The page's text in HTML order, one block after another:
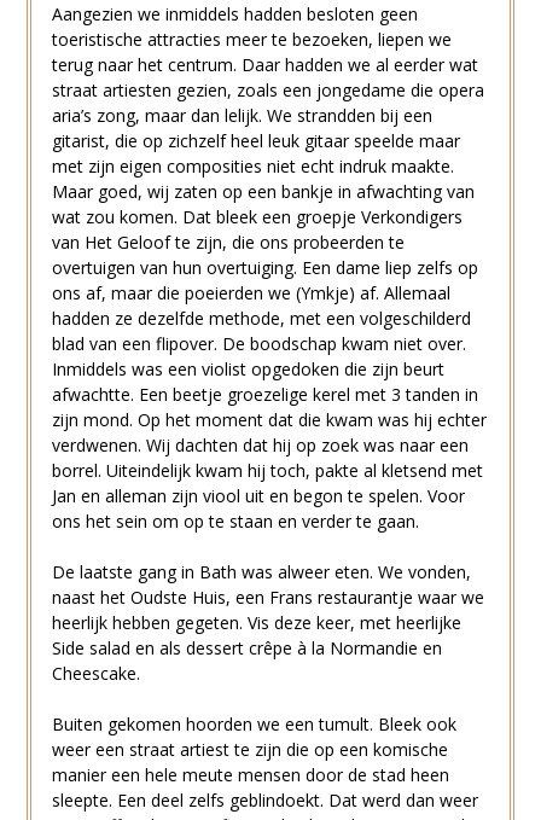
Aangezien we inmiddels hadden besloten geen
toeristische attracties meer te bezoeken, liepen we
terug naar het centrum. Daar hadden we al eerder wat
straat artiesten gezien, zoals een jongedame die opera
aria’s zong, maar dan lelijk. We strandden bij een
gitarist, die op zichzelf heel leuk gitaar speelde maar
met zijn eigen composities niet echt indruk maakte.
Maar goed, wij zaten op een bankje in afwachting van
wat zou komen. Dat bleek een groepje Verkondigers
van Het Geloof te zijn, die ons probeerden te
overtuigen van hun overtuiging. Een dame liep zelfs op
ons af, maar die poeierden we (Ymkje) af. Allemaal
hadden ze dezelfde methode, met een volgeschilderd
blad van een flipover. De boodschap kwam niet over.
Inmiddels was een violist opgedoken die zijn beurt
afwachtte. Een beetje groezelige kerel met 3 tanden in
zijn mond. Op het moment dat die kwam was hij echter
verdwenen. Wij dachten dat hij op zoek was naar een
borrel. Uiteindelijk kwam hij toch, pakte al kletsend met
Jan en alleman zijn viool uit en begon te spelen. Voor
ons het sein om op te staan en verder te gaan.
De laatste gang in Bath was alweer eten. We vonden,
naast het Oudste Huis, een Frans restaurantje waar we
heerlijk hebben gegeten. Vis deze keer, met heerlijke
Side salad en als dessert crêpe à la Normandie en
Cheescake.
Buiten gekomen hoorden we een tumult. Bleek ook
weer een straat artiest te zijn die op een komische
manier een hele meute mensen door de stad heen
sleepte. Een deel zelfs geblindoekt. Dat werd dan weer